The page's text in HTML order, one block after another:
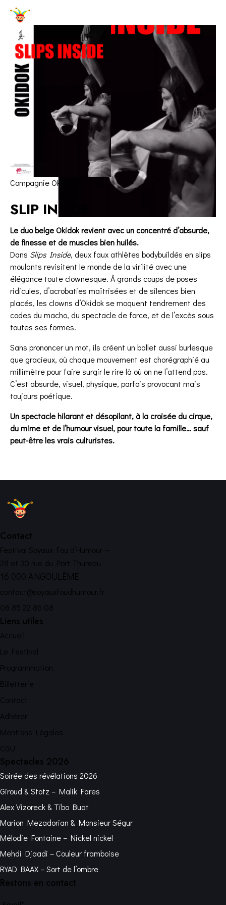
Compagnie Okidok
SLIP INSIDE
Le duo belge Okidok revient avec un concentré d’absurde,
de finesse et de muscles bien huilés.
Dans Slips Inside, deux faux athlètes bodybuildés en slips
moulants revisitent le monde de la virilité avec une
élégance toute clownesque. À grands coups de poses
ridicules, d’acrobaties maîtrisées et de silences bien
placés, les clowns d’Okidok se moquent tendrement des
codes du macho, du spectacle de force, et de l’excès sous
toutes ses formes.
Sans prononcer un mot, ils créent un ballet aussi burlesque
que gracieux, où chaque mouvement est chorégraphié au
millimètre pour faire surgir le rire là où on ne l’attend pas.
C’est absurde, visuel, physique, parfois provocant mais
toujours poétique.
Un spectacle hilarant et désopilant, à la croisée du cirque,
du mime et de l’humour visuel, pour toute la famille… sauf
peut-être les vrais culturistes.
Contact
Festival Soyaux Fou d’Humour —
28 et 30 rue du Port Thureau
16 000 ANGOULÊME
contact@soyauxfoudhumour.fr
06 85 22 86 08
Liens utiles
Accueil
Le Festival
Programmation
Billetterie
Contact
Adhérer
Mentions Légales
CGU
Spectacles 2026
Soirée des révélations 2026
Giroud & Stotz – Malik Fares
Alex Vizoreck & Tibo Buat
Marion Mezadorian & Monsieur Ségur
Mélodie Fontaine – Nickel nickel
Mehdi Djaadi – Couleur framboise
RYAD BAAX – Sort de l’ombre
Restons en contact